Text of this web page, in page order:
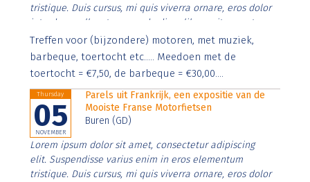
tristique. Duis cursus, mi quis viverra ornare, eros dolor
interdum nulla, ut commodo diam libero vitae erat.
Aenean faucibus nibh et justo cursus id rutrum lorem
imperdiet. Nunc ut sem vitae risus tristique posuere.
Treffen voor (bijzondere) motoren, met muziek,
barbeque, toertocht etc..... Meedoen met de
toertocht = €7,50, de barbeque = €30,00....
Thursday
05
NOVEMBER
Parels uit Frankrijk, een expositie van de
Mooiste Franse Motorfietsen
Buren (GD)
Lorem ipsum dolor sit amet, consectetur adipiscing
elit. Suspendisse varius enim in eros elementum
tristique. Duis cursus, mi quis viverra ornare, eros dolor